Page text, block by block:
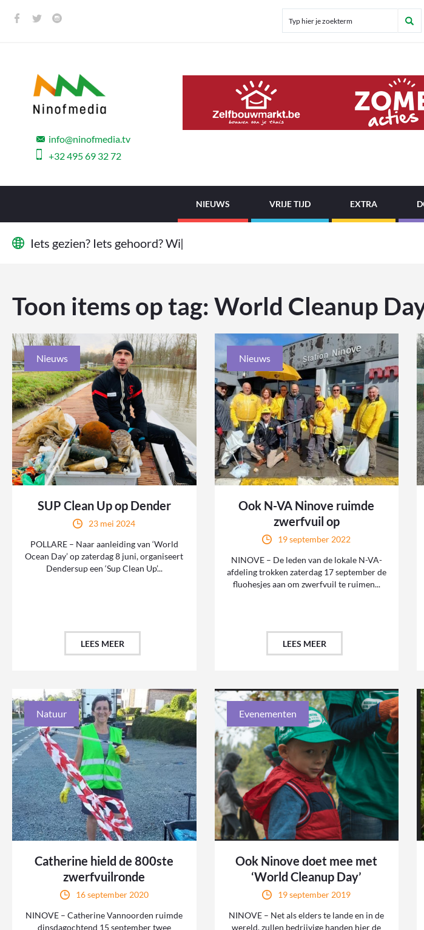
info@ninofmedia.tv
+32 495 69 32 72
NIEUWS VRIJE TIJD EXTRA
Iets gezien? Iets gehoord?Wij
Toon items op tag: World Cleanup
Nieuws
SUP Clean Up op Dender
23 mei 2024
POLLARE – Naar aanleiding van ‘World
Ocean Day’ op zaterdag 8 juni, organiseert
Dendersup een ‘Sup Clean Up’...
LEES MEER
Nieuws
Ook N-VA Ninove ruimde
zwerfvuil op
19 september 2022
NINOVE – De leden van de lokale N-VA-
afdeling trokken zaterdag 17 september de
fluohesjes aan om zwerfvuil te ruimen...
LEES MEER
Natuur
Catherine hield de 800ste
zwerfvuilronde
16 september 2020
NINOVE – Catherine Vannoorden ruimde
dinsdagochtend 15 september twee
Evenementen
Ook Ninove doet mee met
‘World Cleanup Day’
19 september 2019
NINOVE – Net als elders te lande en in de
wereld, zullen bedrijvige handen hier de